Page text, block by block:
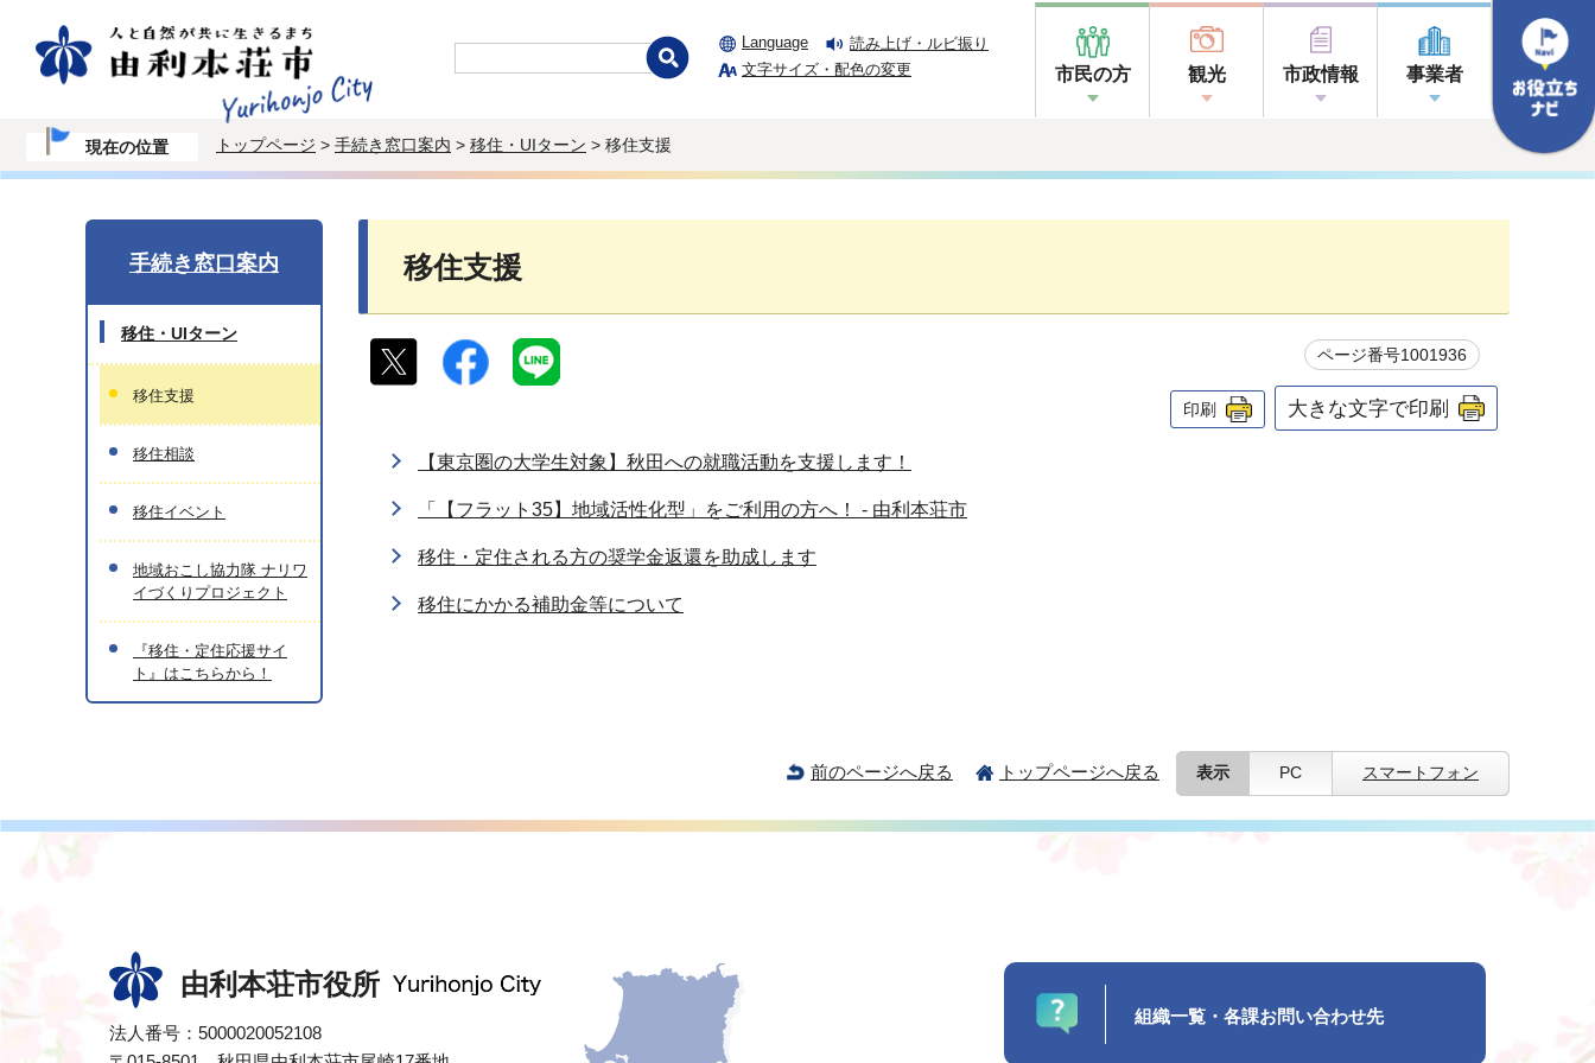
Language
読み上げ・ルビ振り
文字サイズ・配色の変更
市民の方 観光 市政情報 事業者
現在の位置 トップページ > 手続き窓口案内 > 移住・UIターン > 移住支援
移住支援
ページ番号1001936
印刷 大きな文字で印刷
【東京圏の大学生対象】秋田への就職活動を支援します！
「【フラット35】地域活性化型」をご利用の方へ！ - 由利本荘市
移住・定住される方の奨学金返還を助成します
移住にかかる補助金等について
手続き窓口案内
移住・UIターン
移住支援
移住相談
移住イベント
地域おこし協力隊 ナリワ
イづくりプロジェクト
『移住・定住応援サイ
ト』はこちらから！
前のページへ戻る トップページへ戻る 表示 PC スマートフォン
由利本荘市役所
法人番号：5000020052108
組織一覧・各課お問い合わせ先